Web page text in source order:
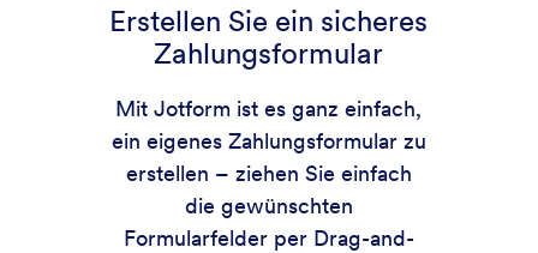
Erstellen Sie ein sicheres
Zahlungsformular
Mit Jotform ist es ganz einfach,
ein eigenes Zahlungsformular zu
erstellen – ziehen Sie einfach
die gewünschten
Formularfelder per Drag-and-